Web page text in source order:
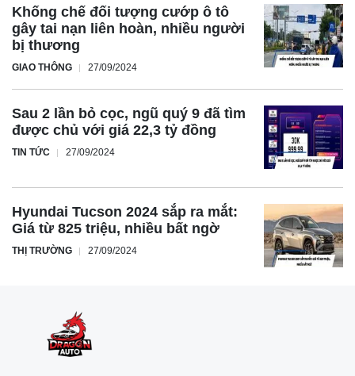
Khống chế đối tượng cướp ô tô
gây tai nạn liên hoàn, nhiều người
bị thương
GIAO THÔNG 27/09/2024
Sau 2 lần bỏ cọc, ngũ quý 9 đã tìm
được chủ với giá 22,3 tỷ đồng
TIN TỨC 27/09/2024
Hyundai Tucson 2024 sắp ra mắt:
Giá từ 825 triệu, nhiều bất ngờ
THỊ TRƯỜNG 27/09/2024